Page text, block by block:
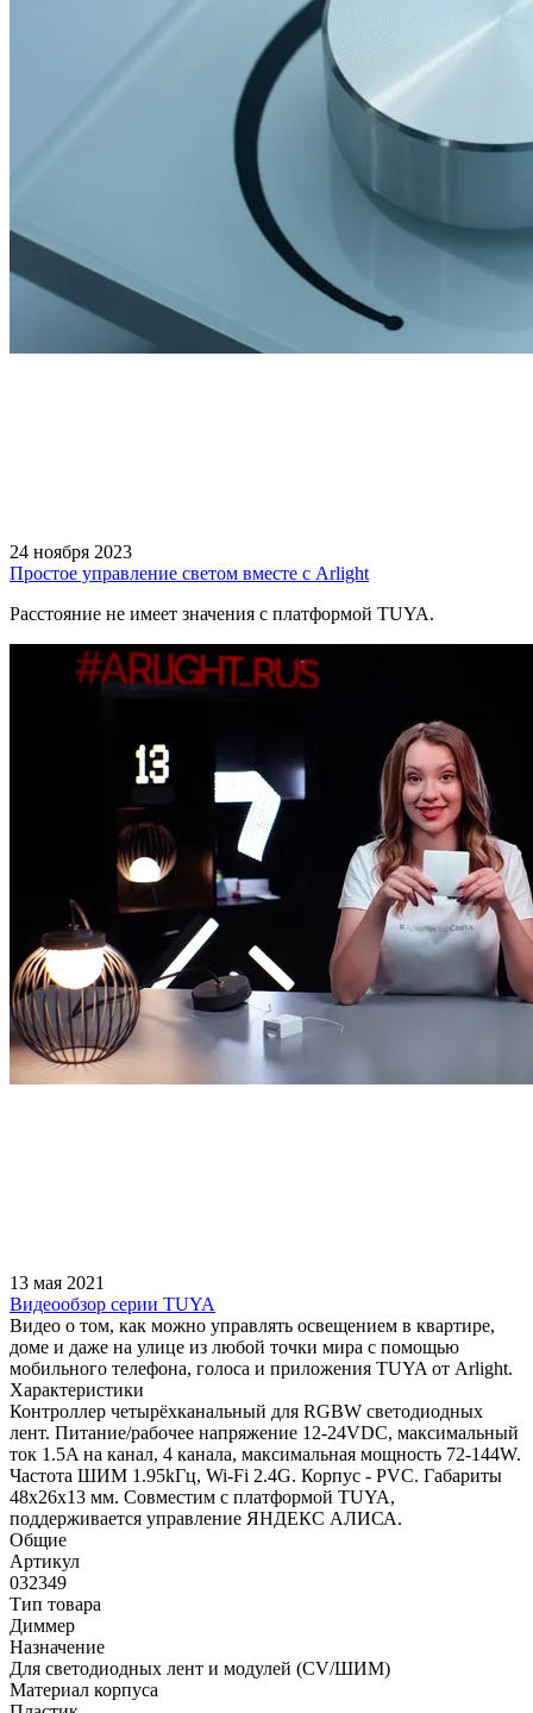
24 ноября 2023
Простое управление светом вместе с Arlight
Расстояние не имеет значения с платформой TUYA.
13 мая 2021
Видеообзор серии TUYA
Видео о том, как можно управлять освещением в квартире,
доме и даже на улице из любой точки мира с помощью
мобильного телефона, голоса и приложения TUYA от Arlight.
Характеристики
Контроллер четырёхканальный для RGBW светодиодных
лент. Питание/рабочее напряжение 12-24VDC, максимальный
ток 1.5A на канал, 4 канала, максимальная мощность 72-144W.
Частота ШИМ 1.95kГц, Wi-Fi 2.4G. Корпус - PVC. Габариты
48х26х13 мм. Cовместим с платформой TUYA,
поддерживается управление ЯНДЕКС АЛИСА.
Общие
Артикул
032349
Тип товара
Диммер
Назначение
Для светодиодных лент и модулей (CV/ШИМ)
Материал корпуса